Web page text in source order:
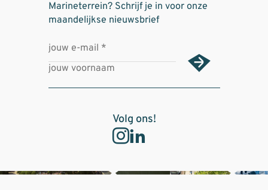
Marineterrein? Schrijf je in voor onze
maandelijkse nieuwsbrief
Volg ons!